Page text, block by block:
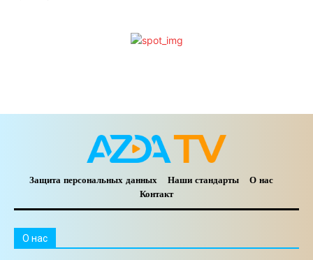
Защита персональных данных Наши стандарты
О нас
Контакт
O нас